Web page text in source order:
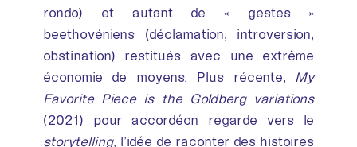
rondo) et autant de « gestes »
beethovéniens (déclamation, introversion,
obstination) restitués avec une extrême
économie de moyens. Plus récente, My
Favorite Piece is the Goldberg variations
(2021) pour accordéon regarde vers le
storytelling, l’idée de raconter des histoires